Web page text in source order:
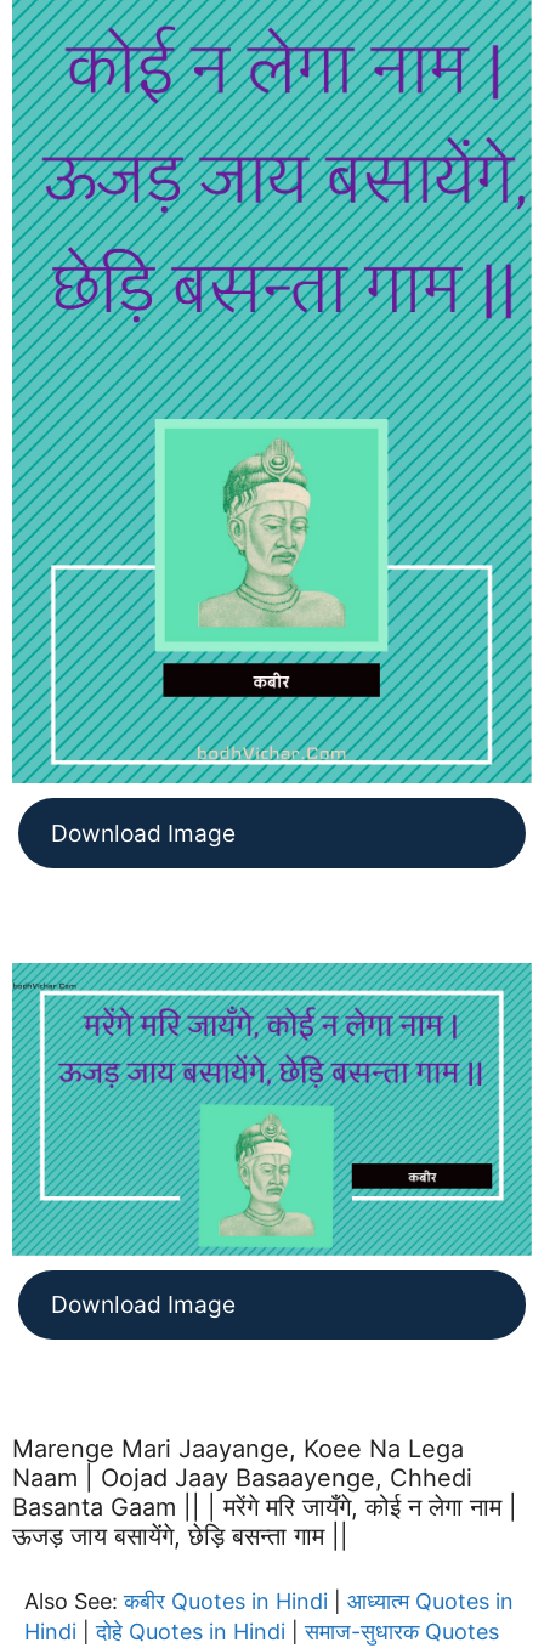
Download Image
Download Image
Marenge Mari Jaayange, Koee Na Lega
Naam | Oojad Jaay Basaayenge, Chhedi
Basanta Gaam || | मरेंगे मरि जायँगे, कोई न लेगा नाम |
ऊजड़ जाय बसायेंगे, छेड़ि बसन्ता गाम ||
Also See:कबीर Quotes in Hindi
आध्यात्म Quotes in
Hindi |दोहे Quotes in Hindi |समाज-सुधारक Quotes